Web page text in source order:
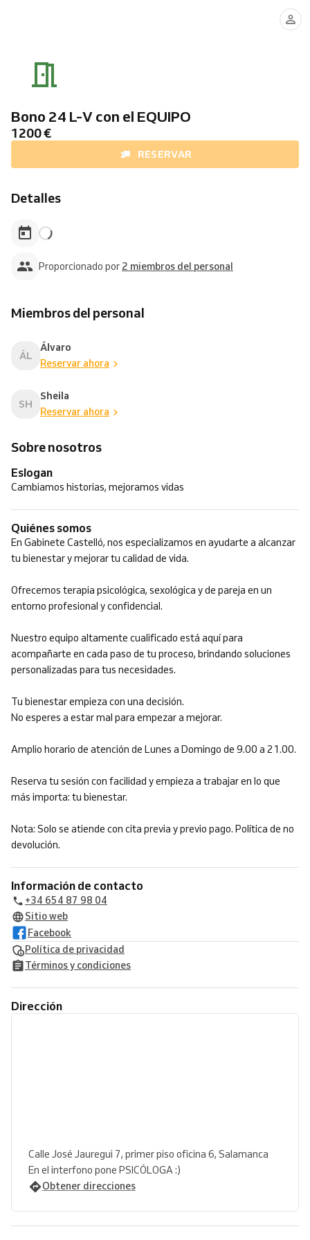
Bono 24 L-V con el EQUIPO
1200 €
RESERVAR
Detalles
Proporcionado por 2 miembros del personal
Miembros del personal
ÁL
Álvaro
Reservar ahora
SH
Sheila
Reservar ahora
Sobre nosotros
Eslogan
Cambiamos historias, mejoramos vidas
Quiénes somos
En Gabinete Castelló, nos especializamos en ayudarte a alcanzar
tu bienestar y mejorar tu calidad de vida.
Ofrecemos terapia psicológica, sexológica y de pareja en un
entorno profesional y confidencial.
Nuestro equipo altamente cualificado está aquí para
acompañarte en cada paso de tu proceso, brindando soluciones
personalizadas para tus necesidades.
Tu bienestar empieza con una decisión.
No esperes a estar mal para empezar a mejorar.
Amplio horario de atención de Lunes a Domingo de 9.00 a 21.00.
Reserva tu sesión con facilidad y empieza a trabajar en lo que
más importa: tu bienestar.
Nota: Solo se atiende con cita previa y previo pago. Política de no
devolución.
Información de contacto
+34 654 87 98 04
Sitio web
Facebook
Política de privacidad
Términos y condiciones
Dirección
Calle José Jauregui 7, primer piso oficina 6, Salamanca
En el interfono pone PSICÓLOGA :)
Obtener direcciones